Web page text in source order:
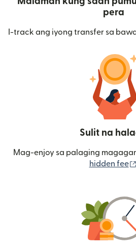
pera
I-track ang iyong transfer sa
Sulit na
Mag-enjoy sa palaging
hidden fee